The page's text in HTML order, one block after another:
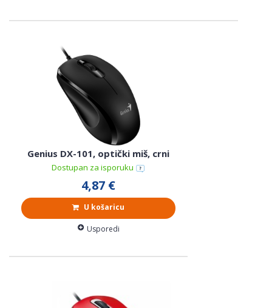
Genius DX-101, optički miš, crni
Dostupan za isporuku
4,87 €
U košaricu
Usporedi